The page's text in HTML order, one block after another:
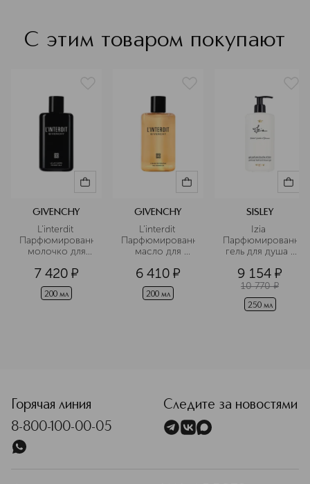
С этим товаром покупают
GIVENCHY
L’interdit
Парфюмированное
молочко для
7 420 ¤
200 мл
GIVENCHY
L’interdit
Парфюмированное
масло для
6 410 ¤
200 мл
SISLEY
Izia
гель для душа и
9 154 ¤
10 770 ¤
250 мл
Горячая линия
8-800-100-00-05
Следите за новостями